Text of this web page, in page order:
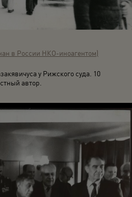
в России НКО-иноагентом)
у Рижского суда. 10
автор.